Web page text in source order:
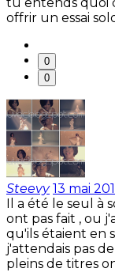
offrir un essai
0
0
Steevy 13 mai
Il a été le seul à
ont pas fait , ou
qu'ils étaient en
j'attendais pas
pleins de titres